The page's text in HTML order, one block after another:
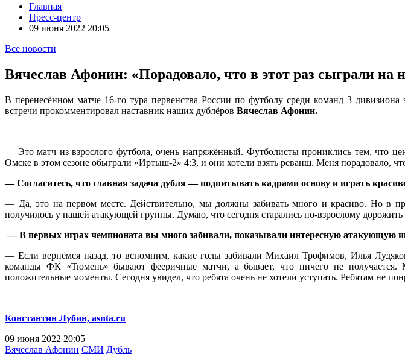
Главная
Пресс-центр
09 июня 2022 20:05
Все новости
Вячеслав Афонин: «Порадовало, что в этот раз сыграли на
В перенесённом матче 16-го тура первенства России по футболу среди команд 3
встречи прокомментировал наставник наших дублёров Вячеслав Афонин.
— Это матч из взрослого футбола, очень напряжённый. Футболисты прониклись тем, что
Омске в этом сезоне обыграли «Иртыш-2» 4:3, и они хотели взять реванш. Меня порадовало,
— Согласитесь, что главная задача дубля — подпитывать кадрами основу и играть
— Да, это на первом месте. Действительно, мы должны забивать много и красиво. Но в
получилось у нашей атакующей группы. Думаю, что сегодня старались по-взрослому
— В первых играх чемпионата вы много забивали, показывали интересную атакующую
— Если вернёмся назад, то вспомним, какие голы забивали Михаил Трофимов, Илья
команды ФК «Тюмень» бывают фееричные матчи, а бывает, что ничего не
положительные моменты. Сегодня увидел, что ребята очень не хотели уступать. Ребятам не
Константин Лубин, asnta.ru
09 июня 2022 20:05
Вячеслав Афонин СМИ Дубль